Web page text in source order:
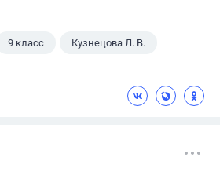
9 класс Кузнецова Л. В.